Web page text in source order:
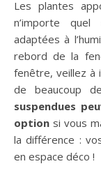
Les plantes
n’importe
adaptées à
rebord de la
fenêtre, veillez à
de beaucoup
suspendues
option si vous
la différence :
en espace déco !